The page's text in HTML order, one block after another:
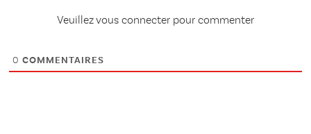
Veuillez vous connecter pour commenter
0 COMMENTAIRES